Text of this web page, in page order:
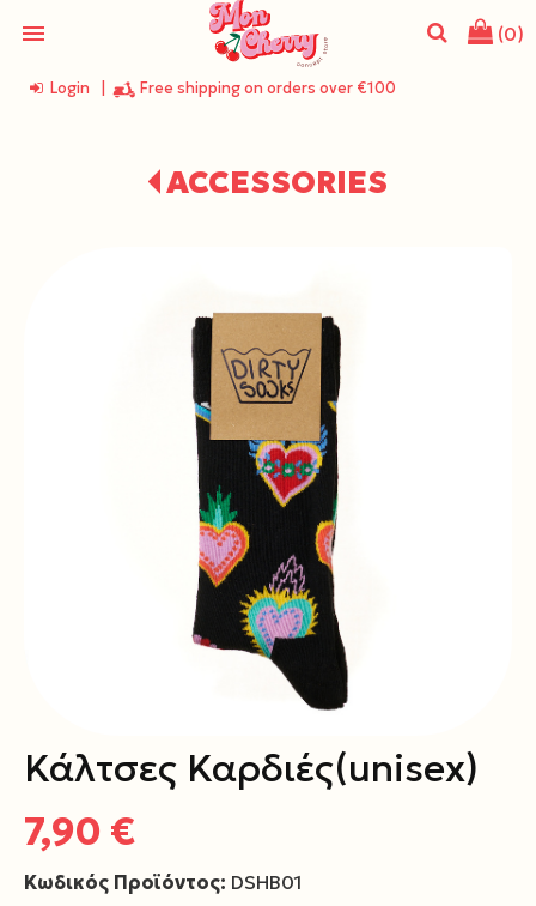
menu (0)
Login Free shipping on orders over €100
ACCESSORIES
Κάλτσες Καρδιές(unisex)
7,90 €
Κωδικός Προϊόντος: DSHB01